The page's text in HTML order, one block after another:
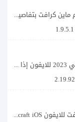
انضم الى التليجرام استكشف عالم ماين كرافت بتفاصيل مذهلة 🌟 هل أنت مستعد لمغامرة...
انضم الى التليجرام واتساب الذهبي 2023 للايفون إذا كنت تبحث عن واتساب الذهبي للايفون...
انضم الى التليجرام لعبة ماين كرافت للايفون Minecraft iOS تُعد لعبة Minecraft واحدة من...